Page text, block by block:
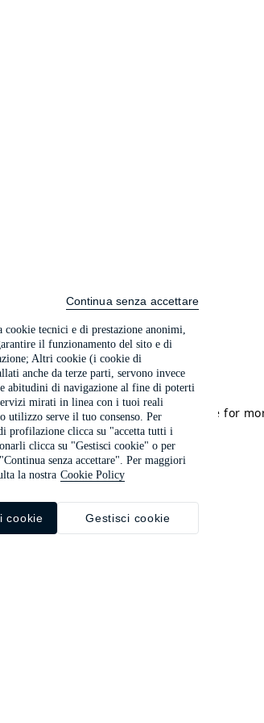
occurred (see the browser console for
cookie tecnici e di prestazione anonimi,
il funzionamento del sito e di
Altri cookie (i cookie di
anche da terze parti, servono invece
abitudini di navigazione al fine di poterti
mirati in linea con i tuoi reali
utilizzo serve il tuo consenso. Per
profilazione clicca su "accetta tutti i
clicca su "Gestisci cookie" o per
senza accettare". Per maggiori
la nostra Cookie Policy
Gestisci cookie
cookie
Continua senza accettare